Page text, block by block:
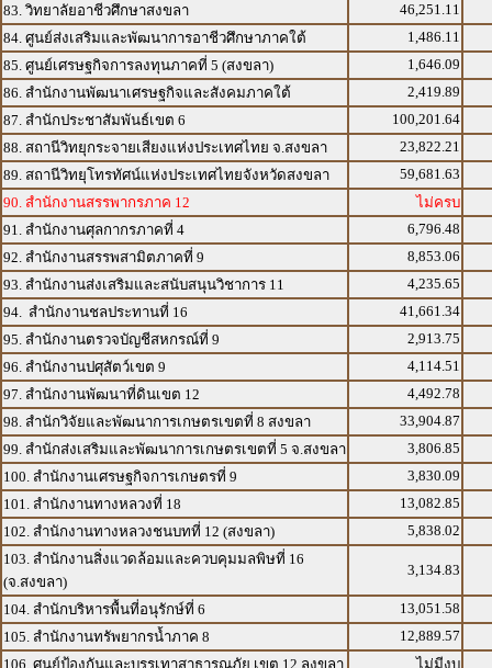
83. วิทยาลัยอาชีวศึกษาสงขลา
46,251.11
84. ศูนย์ส่งเสริมและพัฒนาการอาชีวศึกษาภาคใต้
1,486.11
85. ศูนย์เศรษฐกิจการลงทุนภาคที่ 5 (สงขลา)
1,646.09
86. สำนักงานพัฒนาเศรษฐกิจและสังคมภาคใต้
2,419.89
87. สำนักประชาสัมพันธ์เขต 6
100,201.64
88. สถานีวิทยุกระจายเสียงแห่งประเทศไทย จ.สงขลา
23,822.21
89. สถานีวิทยุโทรทัศน์แห่งประเทศไทยจังหวัดสงขลา
59,681.63
90. สำนักงานสรรพากรภาค 12
ไม่ครบ
91. สำนักงานศุลกากรภาคที่ 4
6,796.48
92. สำนักงานสรรพสามิตภาคที่ 9
8,853.06
93. สำนักงานส่งเสริมและสนับสนุนวิชาการ 11
4,235.65
94. สำนักงานชลประทานที่ 16
41,661.34
95. สำนักงานตรวจบัญชีสหกรณ์ที่ 9
2,913.75
96. สำนักงานปศุสัตว์เขต 9
4,114.51
97. สำนักงานพัฒนาที่ดินเขต 12
4,492.78
98. สำนักวิจัยและพัฒนาการเกษตรเขตที่ 8 สงขลา
33,904.87
99. สำนักส่งเสริมและพัฒนาการเกษตรเขตที่ 5 จ.สงขลา
3,806.85
100. สำนักงานเศรษฐกิจการเกษตรที่ 9
3,830.09
101. สำนักงานทางหลวงที่ 18
13,082.85
102. สำนักงานทางหลวงชนบทที่ 12 (สงขลา)
5,838.02
103. สำนักงานสิ่งแวดล้อมและควบคุมมลพิษที่ 16
(จ.สงขลา)
3,134.83
104. สำนักบริหารพื้นที่อนุรักษ์ที่ 6
13,051.58
105. สำนักงานทรัพยากรน้ำภาค 8
12,889.57
106. ศูนย์ป้องกันและบรรเทาสาธารณภัย เขต 12 ลงขลา
ไม่มีงบ